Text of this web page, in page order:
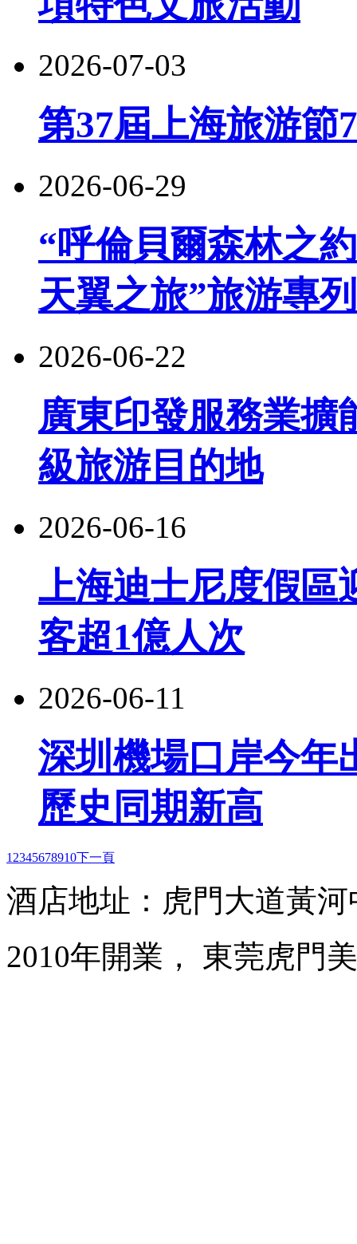
2026-07-03
第37屆上海旅游節
2026-06-29
“呼倫貝爾森林之
天翼之旅”旅游專
2026-06-22
廣東印發服務業擴
級旅游目的地
2026-06-16
上海迪士尼度假區
客超1億人次
2026-06-11
深圳機場口岸今年
歷史同期新高
1 2345678910下一頁
酒店地址：虎門大道黃
2010年開業， 東莞虎